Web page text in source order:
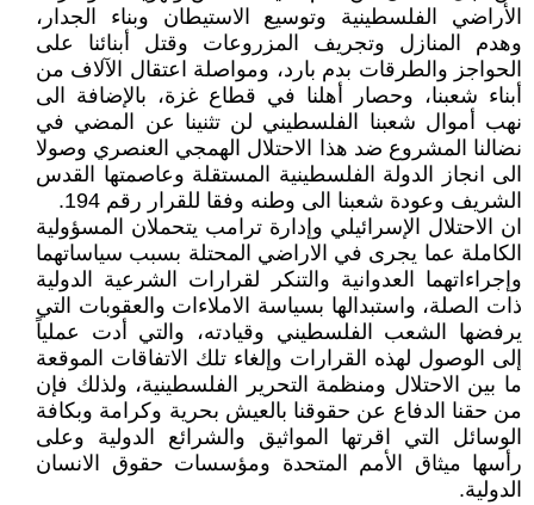
الأراضي الفلسطينية وتوسيع الاستيطان وبناء الجدار،
وهدم المنازل وتجريف المزروعات وقتل أبنائنا على
الحواجز والطرقات بدم بارد، ومواصلة اعتقال الآلاف من
أبناء شعبنا، وحصار أهلنا في قطاع غزة، بالإضافة الى
نهب أموال شعبنا الفلسطيني لن تثنينا عن المضي في
نضالنا المشروع ضد هذا الاحتلال الهمجي العنصري وصولا
الى انجاز الدولة الفلسطينية المستقلة وعاصمتها القدس
الشريف وعودة شعبنا الى وطنه وفقا للقرار رقم 194.
ان الاحتلال الإسرائيلي وإدارة ترامب يتحملان المسؤولية
الكاملة عما يجرى في الاراضي المحتلة بسبب سياساتهما
وإجراءاتهما العدوانية والتنكر لقرارات الشرعية الدولية
ذات الصلة، واستبدالها بسياسة الاملاءات والعقوبات التي
يرفضها الشعب الفلسطيني وقيادته، والتي أدت عملياً
إلى الوصول لهذه القرارات وإلغاء تلك الاتفاقات الموقعة
ما بين الاحتلال ومنظمة التحرير الفلسطينية، ولذلك فإن
من حقنا الدفاع عن حقوقنا بالعيش بحرية وكرامة وبكافة
الوسائل التي اقرتها المواثيق والشرائع الدولية وعلى
رأسها ميثاق الأمم المتحدة ومؤسسات حقوق الانسان
الدولية.